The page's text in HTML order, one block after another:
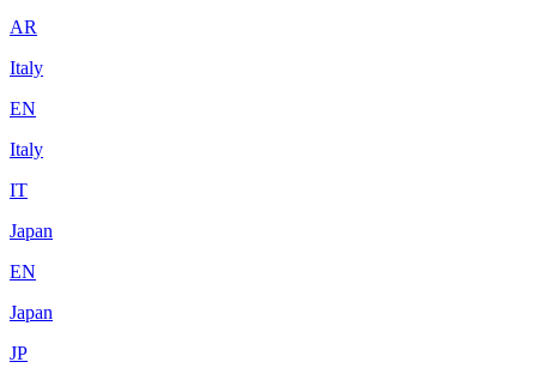
AR
Italy
EN
Italy
IT
Japan
EN
Japan
JP